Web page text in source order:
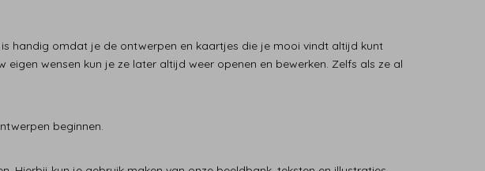
handig omdat je de ontwerpen en kaartjes die je mooi vindt altijd kunt
wensen kun je ze later altijd weer openen en bewerken. Zelfs als ze al
beginnen.